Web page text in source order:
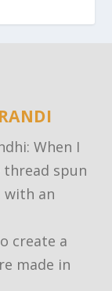
When I
spun
with an
create a
made in